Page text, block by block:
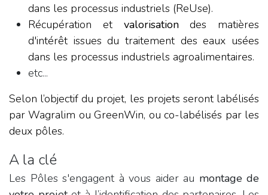
dans les processus industriels (ReUse).
Récupération et valorisationdes matières
d'intérêt issues du traitement des eaux usées
dans les processus industriels agroalimentaires.
etc...
Selon l’objectif du projet, les projets seront labélisés
par Wagralim ou GreenWin, ou co-labélisés par les
deux pôles.
A la clé
Les Pôles s'engagent à vous aider au montage de